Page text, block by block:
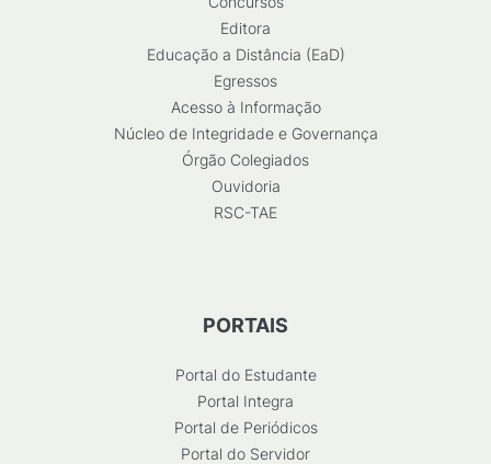
Editora
Educação a Distância (EaD)
Egressos
Acesso à Informação
Núcleo de Integridade e Governança
Órgão Colegiados
Ouvidoria
RSC-TAE
PORTAIS
Portal do Estudante
Portal Integra
Portal de Periódicos
Portal do Servidor